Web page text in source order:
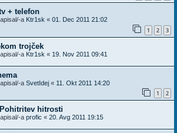
+ telefon
a Ktr1sk « 01. Dec 2011 21:02
1 2 3
trojček
a Ktr1sk « 19. Nov 2011 09:41
a SvetIdej « 11. Okt 2011 14:20
1 2
hitrosti
a profic « 20. Avg 2011 19:15